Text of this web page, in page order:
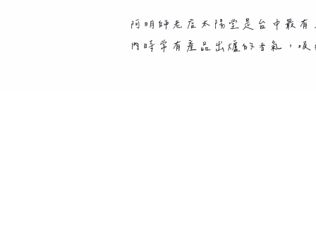
阿明師老店太陽堂是台中最
內時常有產品出爐的香氣，